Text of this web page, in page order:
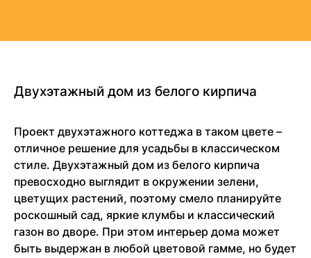
Двухэтажный дом из белого кирпича
Проект двухэтажного коттеджа в таком цвете –
отличное решение для усадьбы в классическом
стиле. Двухэтажный дом из белого кирпича
превосходно выглядит в окружении зелени,
цветущих растений, поэтому смело планируйте
роскошный сад, яркие клумбы и классический
газон во дворе. При этом интерьер дома может
быть выдержан в любой цветовой гамме, но будет